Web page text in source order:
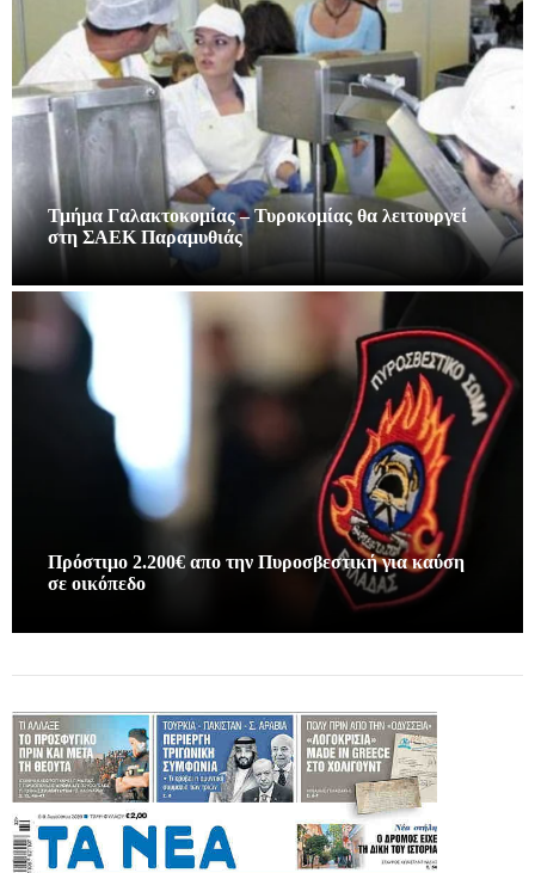
Τμήμα Γαλακτοκομίας – Τυροκομίας θα λειτουργεί
στη ΣΑΕΚ Παραμυθιάς
Πρόστιμο 2.200€ απο την Πυροσβεστική για καύση
σε οικόπεδο